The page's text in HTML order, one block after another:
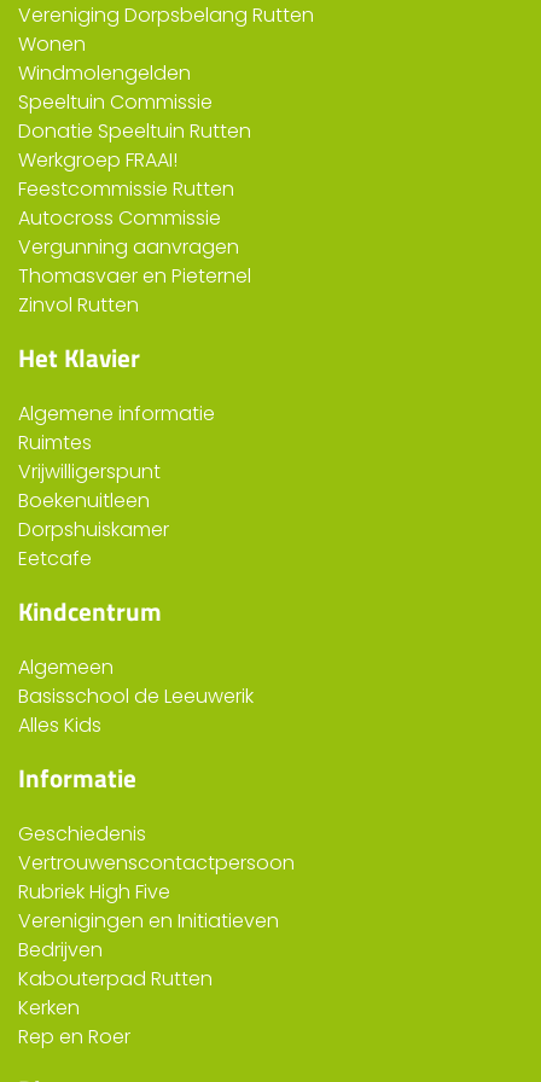
Vereniging Dorpsbelang Rutten
Wonen
Windmolengelden
Speeltuin Commissie
Donatie Speeltuin Rutten
Werkgroep FRAAI!
Feestcommissie Rutten
Autocross Commissie
Vergunning aanvragen
Thomasvaer en Pieternel
Zinvol Rutten
Het Klavier
Algemene informatie
Ruimtes
Vrijwilligerspunt
Boekenuitleen
Dorpshuiskamer
Eetcafe
Kindcentrum
Algemeen
Basisschool de Leeuwerik
Alles Kids
Informatie
Geschiedenis
Vertrouwenscontactpersoon
Rubriek High Five
Verenigingen en Initiatieven
Bedrijven
Kabouterpad Rutten
Kerken
Rep en Roer